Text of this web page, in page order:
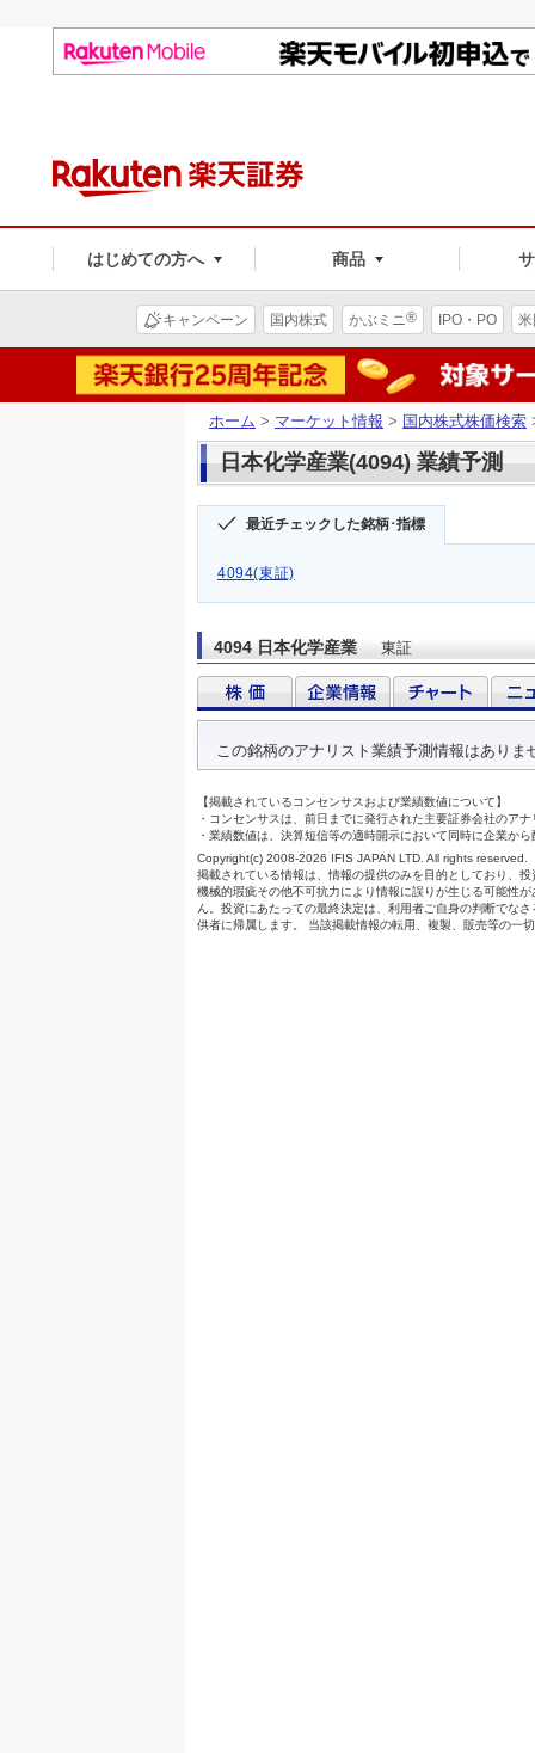
はじめての方へ 商品
キャンペーン 国内株式 かぶミニ® IPO・PO
ホーム > マーケット情報 > 国内株式株価検索
日本化学産業(4094) 業績予測
最近チェックした銘柄･指標
4094(東証)
4094 日本化学産業 東証